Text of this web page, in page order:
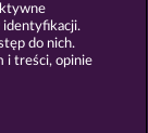
identyfikacji.
do nich.
i treści, opinie